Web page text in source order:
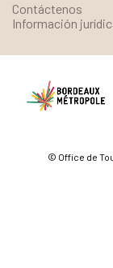
Contáctenos
Información
© Office de